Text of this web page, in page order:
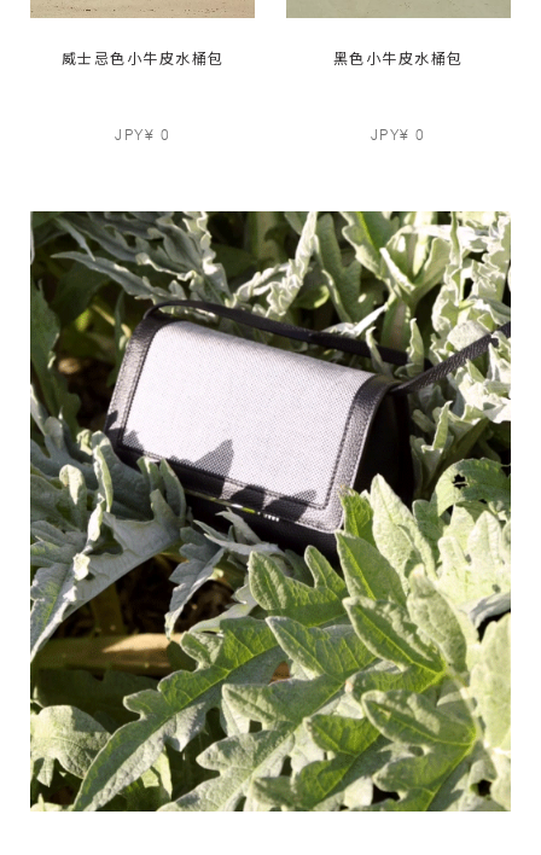
威士忌色小牛皮水桶包
JPY¥ 0
黑色小牛皮水桶包
JPY¥ 0